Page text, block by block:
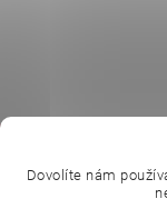
Online
Dovolíte nám